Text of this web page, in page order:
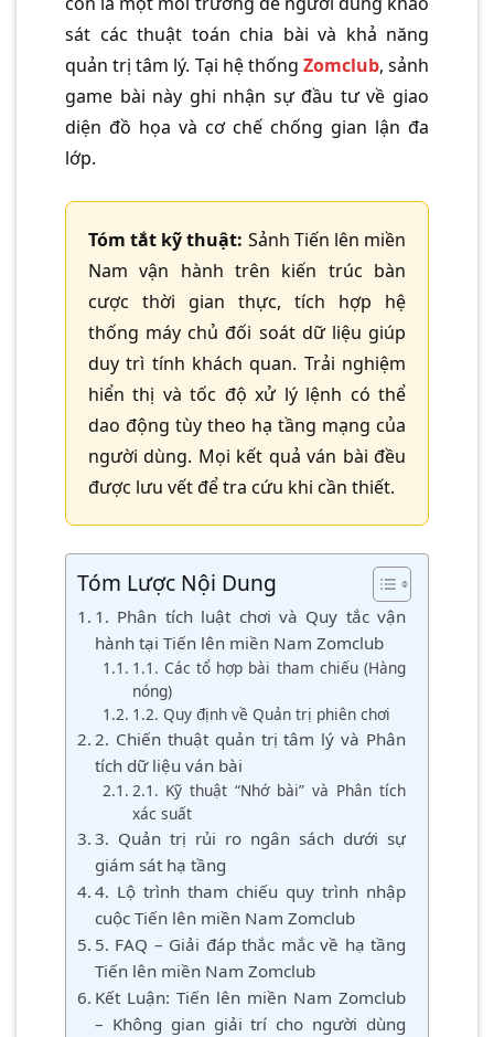
sát các thuật toán chia bài và khả năng
quản trị tâm lý. Tại hệ thống Zomclub, sảnh
game bài này ghi nhận sự đầu tư về giao
diện đồ họa và cơ chế chống gian lận đa
lớp.
Tóm tắt kỹ thuật: Sảnh Tiến lên miền
Nam vận hành trên kiến trúc bàn
cược thời gian thực, tích hợp hệ
thống máy chủ đối soát dữ liệu giúp
duy trì tính khách quan. Trải nghiệm
hiển thị và tốc độ xử lý lệnh có thể
dao động tùy theo hạ tầng mạng của
người dùng. Mọi kết quả ván bài đều
được lưu vết để tra cứu khi cần thiết.
Tóm Lược Nội Dung
1. Phân tích luật chơi và Quy tắc vận
hành tại Tiến lên miền Nam Zomclub
1.1. Các tổ hợp bài tham chiếu (Hàng
nóng)
1.2. Quy định về Quản trị phiên chơi
2. Chiến thuật quản trị tâm lý và Phân
tích dữ liệu ván bài
2.1. Kỹ thuật “Nhớ bài” và Phân tích
xác suất
3. Quản trị rủi ro ngân sách dưới sự
giám sát hạ tầng
4. Lộ trình tham chiếu quy trình nhập
cuộc Tiến lên miền Nam Zomclub
5. FAQ – Giải đáp thắc mắc về hạ tầng
Tiến lên miền Nam Zomclub
Kết Luận: Tiến lên miền Nam Zomclub
– Không gian giải trí cho người dùng